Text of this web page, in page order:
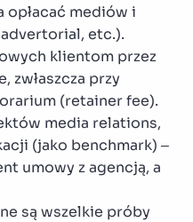
opłacać mediów i
etc.).
klientom przez
zwłaszcza przy
(retainer fee).
media relations,
(jako benchmark) –
umowy z agencją, a
są wszelkie próby